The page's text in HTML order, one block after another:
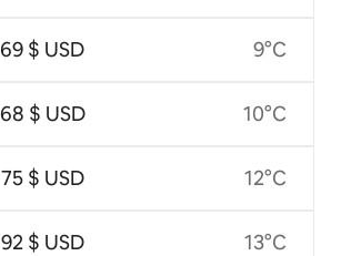
69 $ USD
68 $ USD
75 $ USD
92 $ USD
9°C
10°C
12°C
13°C